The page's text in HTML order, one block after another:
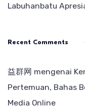
Labuhanbatu
Recent Comments
益群网 mengenai
Pertemuan, Bahas
Media Online